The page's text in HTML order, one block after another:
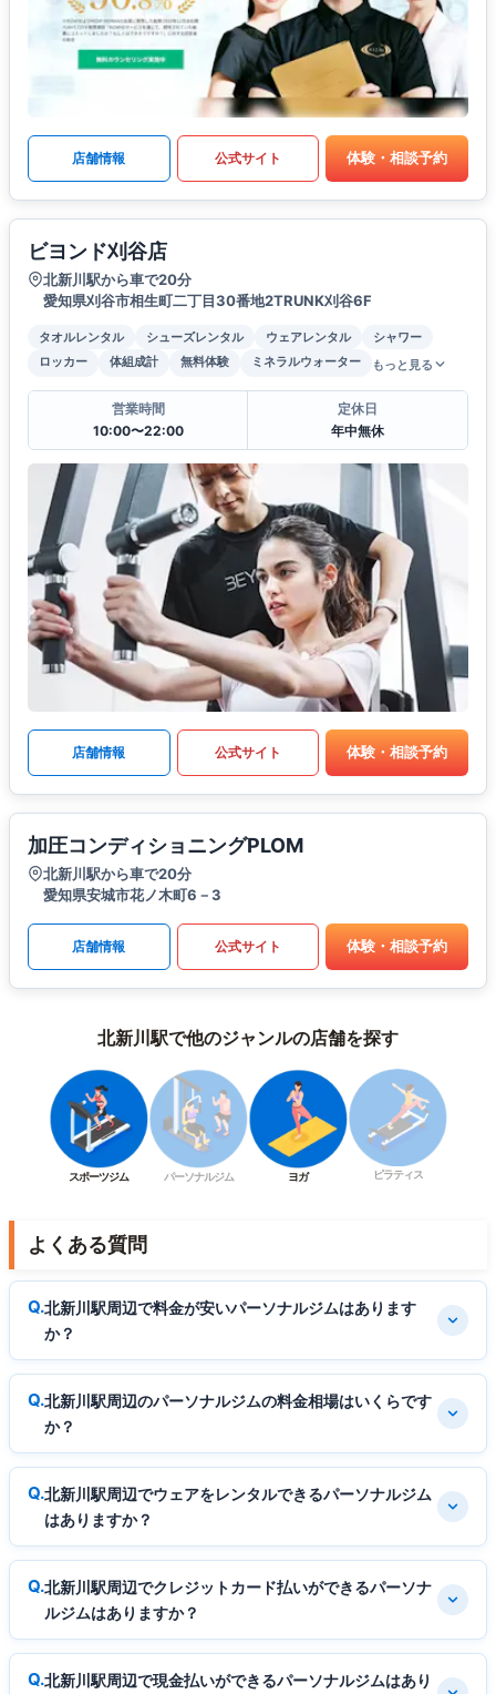
店舗情報 公式サイト 体験・相談予約
ビヨンド刈谷店
北新川駅から車で20分
愛知県刈谷市相生町二丁目30番地2TRUNK刈谷6F
タオルレンタル シューズレンタル ウェアレンタル
シャワー
ロッカー
体組成計 無料体験 ミネラルウォーター もっと見る
営業時間
10:00〜22:00
定休日
年中無休
店舗情報 公式サイト 体験・相談予約
加圧コンディショニングPLOM
北新川駅から車で20分
愛知県安城市花ノ木町6－3
店舗情報 公式サイト 体験・相談予約
北新川駅で他のジャンルの店舗を探す
スポーツジム パーソナルジム ヨガ ピラティス
よくある質問
北新川駅周辺で料金が安いパーソナルジムはあります
か？
北新川駅周辺のパーソナルジムの料金相場はいくらです
か？
北新川駅周辺でウェアをレンタルできるパーソナルジム
はありますか？
北新川駅周辺でクレジットカード払いができるパーソナ
ルジムはありますか？
北新川駅周辺で現金払いができるパーソナルジムはあり